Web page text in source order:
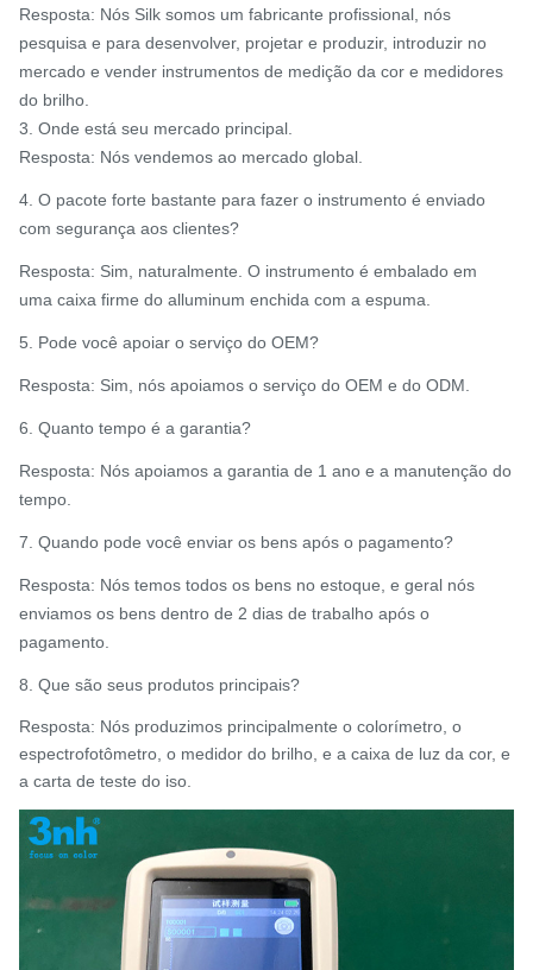
Resposta: Nós Silk somos um fabricante profissional, nós
pesquisa e para desenvolver, projetar e produzir, introduzir no
mercado e vender instrumentos de medição da cor e medidores
do brilho.
3. Onde está seu mercado principal.
Resposta: Nós vendemos ao mercado global.
4. O pacote forte bastante para fazer o instrumento é enviado
com segurança aos clientes?
Resposta: Sim, naturalmente. O instrumento é embalado em
uma caixa firme do alluminum enchida com a espuma.
5. Pode você apoiar o serviço do OEM?
Resposta: Sim, nós apoiamos o serviço do OEM e do ODM.
6. Quanto tempo é a garantia?
Resposta: Nós apoiamos a garantia de 1 ano e a manutenção do
tempo.
7. Quando pode você enviar os bens após o pagamento?
Resposta: Nós temos todos os bens no estoque, e geral nós
enviamos os bens dentro de 2 dias de trabalho após o
pagamento.
8. Que são seus produtos principais?
Resposta: Nós produzimos principalmente o colorímetro, o
espectrofotômetro, o medidor do brilho, e a caixa de luz da cor, e
a carta de teste do iso.